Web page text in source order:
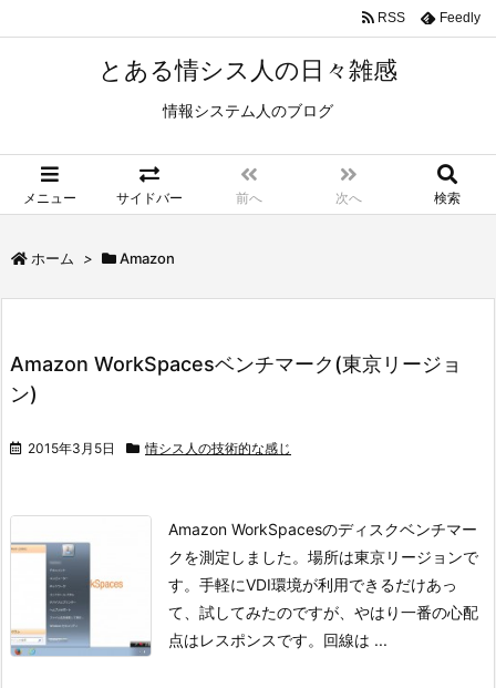
とある情シス人の日々雑感
情報システム人のブログ
メニュー サイドバー 前へ 次へ 検索
RSS Feedly
ホーム > Amazon
Amazon WorkSpacesベンチマーク(東京リージョ
ン)
2015年3月5日 情シス人の技術的な感じ
Amazon WorkSpacesのディスクベンチマー
クを測定しました。 場所は東京リージョンで
す。 手軽にVDI環境が利用できるだけあっ
て、試してみたのですが、やはり一番の心配
点はレスポンスです。 回線は ...